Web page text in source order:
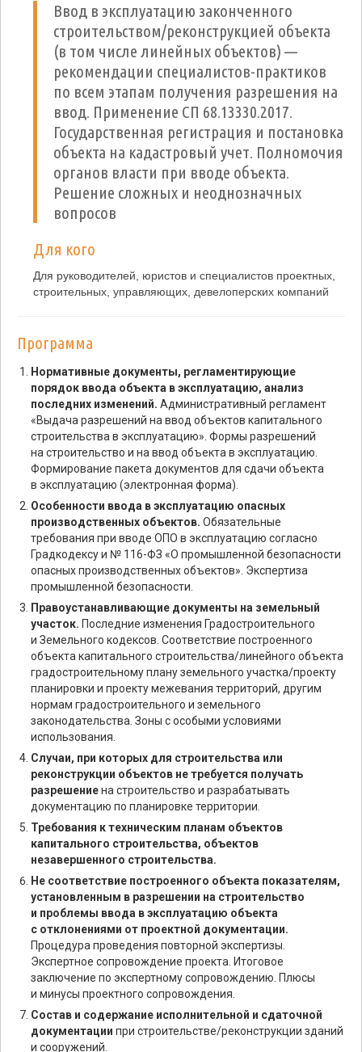
Ввод в эксплуатацию законченного
строительством/реконструкцией объекта
(в том числе линейных объектов) —
рекомендации специалистов-практиков
по всем этапам получения разрешения на
ввод. Применение СП 68.13330.2017.
Государственная регистрация и постановка
объекта на кадастровый учет. Полномочия
органов власти при вводе объекта.
Решение сложных и неоднозначных
вопросов
Для кого
Для руководителей, юристов и специалистов проектных,
строительных, управляющих, девелоперских компаний
Программа
Нормативные документы, регламентирующие
порядок ввода объекта в эксплуатацию, анализ
последних изменений. Административный регламент
«Выдача разрешений на ввод объектов капитального
строительства в эксплуатацию». Формы разрешений
на строительство и на ввод объекта в эксплуатацию.
Формирование пакета документов для сдачи объекта
в эксплуатацию (электронная форма).
Особенности ввода в эксплуатацию опасных
производственных объектов. Обязательные
требования при вводе ОПО в эксплуатацию согласно
Градкодексу и № 116-ФЗ «О промышленной безопасности
опасных производственных объектов». Экспертиза
промышленной безопасности.
Правоустанавливающие документы на земельный
участок. Последние изменения Градостроительного
и Земельного кодексов. Соответствие построенного
объекта капитального строительства/линейного объекта
градостроительному плану земельного участка/проекту
планировки и проекту межевания территорий, другим
нормам градостроительного и земельного
законодательства. Зоны с особыми условиями
использования.
Случаи, при которых для строительства или
реконструкции объектов не требуется получать
разрешениена строительство и разрабатывать
документацию по планировке территории.
Требования к техническим планам объектов
капитального строительства, объектов
незавершенного строительства.
Не соответствие построенного объекта показателям,
установленным в разрешении на строительство
и проблемы ввода в эксплуатацию объекта
с отклонениями от проектной документации.
Процедура проведения повторной экспертизы.
Экспертное сопровождение проекта. Итоговое
заключение по экспертному сопровождению. Плюсы
и минусы проектного сопровождения.
Состав и содержание исполнительной и сдаточной
документации при строительстве/реконструкции зданий
и сооружений.